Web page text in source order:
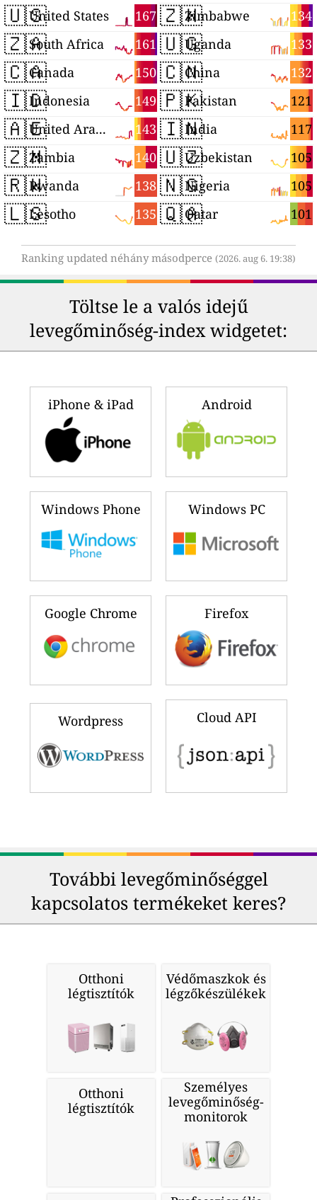
🇺🇸 167
United States
🇿🇦 161
South Africa
🇨🇦 150
Canada
🇮🇩 149
Indonesia
🇦🇪 143
United Arab Emirates
🇿🇲 140
Zambia
🇷🇼 138
Rwanda
🇱🇸 135
Lesotho
🇿🇼 134
Zimbabwe
🇺🇬 133
Uganda
🇨🇳 132
China
🇵🇰 121
Pakistan
🇮🇳 117
India
🇺🇿 105
Uzbekistan
🇳🇬 105
Nigeria
🇶🇦 101
Qatar
Ranking updated néhány másodperce (2026. aug 6. 19:38)
Töltse le a valós idejű
levegőminőség-index widgetet:
iPhone & iPad Android
Windows Phone Windows PC
Google Chrome Firefox
Wordpress Cloud API
További levegőminőséggel
kapcsolatos termékeket keres?
Otthoni
légtisztítók
Védőmaszkok és
légzőkészülékek
Otthoni
légtisztítók
Személyes
levegőminőség-
monitorok